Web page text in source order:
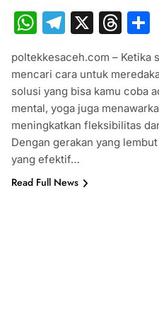
WhatsApp
Telegram
X
poltekkesaceh.com – Ketika
mencari cara untuk
solusi yang bisa kamu coba
mental, yoga juga
meningkatkan fleksibilitas
Dengan gerakan yang
yang efektif…
Read Full News